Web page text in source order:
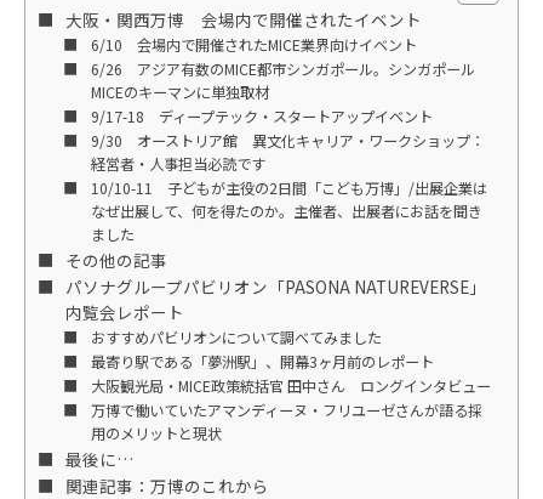
大阪・関西万博 会場内で開催されたイベント
6/10 会場内で開催されたMICE業界向けイベント
6/26 アジア有数のMICE都市シンガポール。シンガポール
MICEのキーマンに単独取材
9/17-18 ディープテック・スタートアップイベント
9/30 オーストリア館 異文化キャリア・ワークショップ：
経営者・人事担当必読です
10/10-11 子どもが主役の2日間「こども万博」/出展企業は
なぜ出展して、何を得たのか。主催者、出展者にお話を聞き
ました
その他の記事
パソナグループパビリオン「PASONA NATUREVERSE」
内覧会レポート
おすすめパビリオンについて調べてみました
最寄り駅である「夢洲駅」、開幕3ヶ月前のレポート
大阪観光局・MICE政策統括官 田中さん ロングインタビュー
万博で働いていたアマンディーヌ・フリユーゼさんが語る採
用のメリットと現状
最後に…
関連記事：万博のこれから